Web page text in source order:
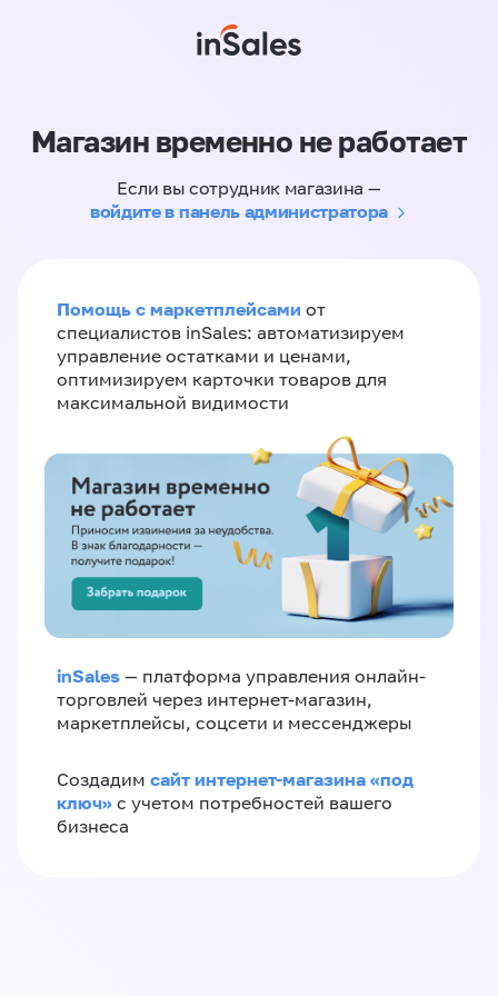
Магазин временно не работает
Если вы сотрудник магазина —
войдите в панель администратора
Помощь с маркетплейсами от
специалистов inSales: автоматизируем
управление остатками и ценами,
оптимизируем карточки товаров для
максимальной видимости
inSales — платформа управления онлайн-
торговлей через интернет-магазин,
маркетплейсы, соцсети и мессенджеры
Создадим сайт интернет-магазина «под
ключ» с учетом потребностей вашего
бизнеса